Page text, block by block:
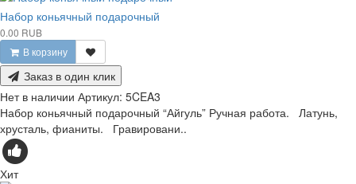
Набор коньячный подарочный
0.00 RUB
В корзину
Заказ в один клик
Нет в наличии Артикул: 5CEA3
Набор коньячный подарочный “Айгуль” Ручная работа. Латунь,
хрусталь, фианиты. Гравировани..
Хит